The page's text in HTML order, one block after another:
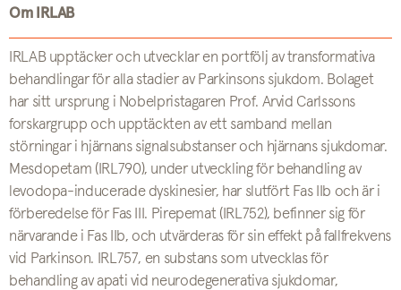
Om IRLAB
IRLAB upptäcker och utvecklar en portfölj av transformativa
behandlingar för alla stadier av Parkinsons sjukdom. Bolaget
har sitt ursprung i Nobelpristagaren Prof. Arvid Carlssons
forskargrupp och upptäckten av ett samband mellan
störningar i hjärnans signalsubstanser och hjärnans sjukdomar.
Mesdopetam (IRL790), under utveckling för behandling av
levodopa-inducerade dyskinesier, har slutfört Fas IIb och är i
förberedelse för Fas III. Pirepemat (IRL752), befinner sig för
närvarande i Fas IIb, och utvärderas för sin effekt på fallfrekvens
vid Parkinson. IRL757, en substans som utvecklas för
behandling av apati vid neurodegenerativa sjukdomar,